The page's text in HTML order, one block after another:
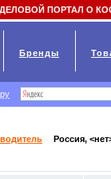
Россия,
ПОРТАЛ О
Бренды